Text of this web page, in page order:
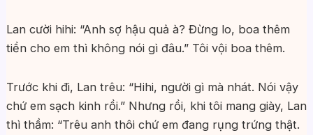
Lan cười hihi: “Anh sợ hậu quả à? Đừng lo, boa thêm
tiền cho em thì không nói gì đâu.” Tôi vội boa thêm.
Trước khi đi, Lan trêu: “Hihi, người gì mà nhát. Nói vậy
chứ em sạch kinh rồi.” Nhưng rồi, khi tôi mang giày, Lan
thì thầm: “Trêu anh thôi chứ em đang rụng trứng thật.